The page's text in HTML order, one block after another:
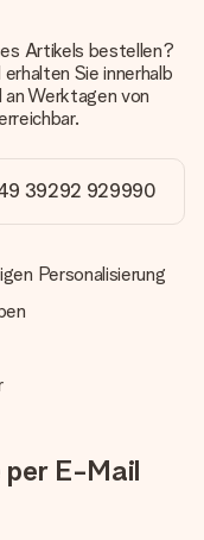
Lieferoptionen
ob es als Paket
bitte unseren
an: Vorauskasse
Paypal,
die Lieferzeit des
nicht
passender
Artikels bestellen?
Sie innerhalb
Werktagen von
39292 929990
Personalisierung
per E-Mail